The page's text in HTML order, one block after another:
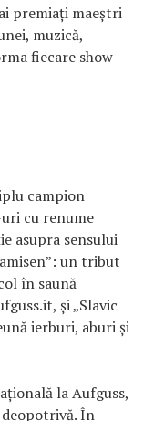
premiați maeștri
muzică,
fiecare show
campion
cu renume
asupra sensului
un tribut
în saună
și „Slavic
ierburi, aburi și
la Aufguss,
În